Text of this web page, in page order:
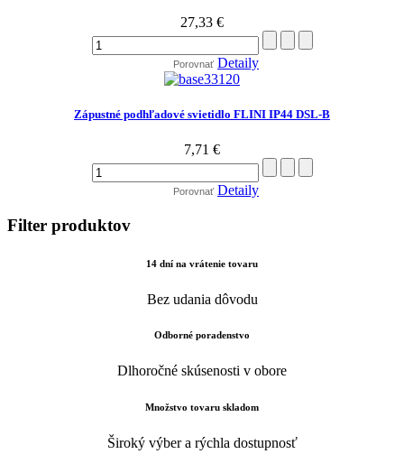
27,33 €
Porovnať Detaily
Zápustné podhľadové svietidlo FLINI IP44 DSL-B
7,71 €
Porovnať Detaily
Filter produktov
14 dní na vrátenie tovaru
Bez udania dôvodu
Odborné poradenstvo
Dlhoročné skúsenosti v obore
Množstvo tovaru skladom
Široký výber a rýchla dostupnosť